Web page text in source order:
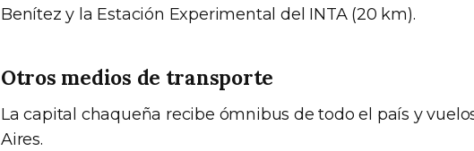
Benítez y la Estación Experimental del INTA (20 km).
Otros medios de transporte
La capital chaqueña recibe ómnibus de todo el país y
Aires.